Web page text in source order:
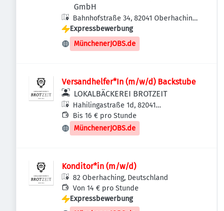
GmbH
Bahnhofstraße 34, 82041 Oberhaching-
Deisenhofen, Deutschland
Expressbewerbung
MünchenerJOBS.de
Versandhelfer*In (m/w/d) Backstube
LOKALBÄCKEREI BROTZEIT
Hahilingastraße 1d, 82041
Oberhaching, Deutschland
Bis 16 € pro Stunde
MünchenerJOBS.de
Konditor*in (m/w/d)
82 Oberhaching, Deutschland
Von 14 € pro Stunde
Expressbewerbung